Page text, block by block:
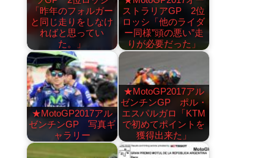
「昨年のフォルガー
と同じ走りをしなけ
ればと思ってい
た。」
ストラリアGP 2位
ロッシ「他のライダ
ー同様”頭の悪い”走
りが必要だった」
★MotoGP2017アル
ゼンチンGP 写真ギ
ャラリー
★MotoGP2017アル
ゼンチンGP ポル・
エスパルガロ「KTM
で初めてポイントを
獲得出来た」